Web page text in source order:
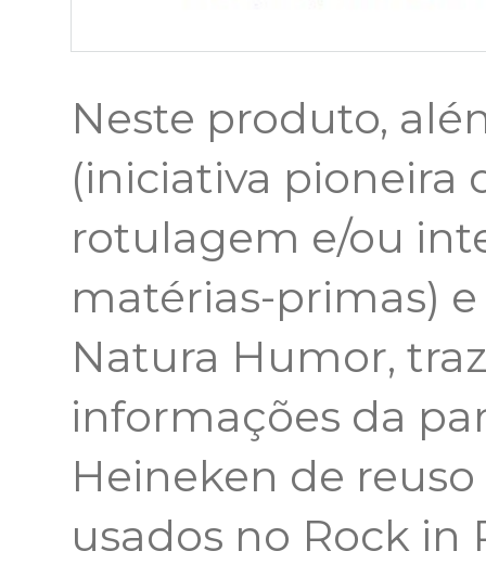
Neste produto,
(iniciativa pioneira
rotulagem e/ou
matérias-primas)
Natura Humor,
informações da
Heineken de
usados no Rock in